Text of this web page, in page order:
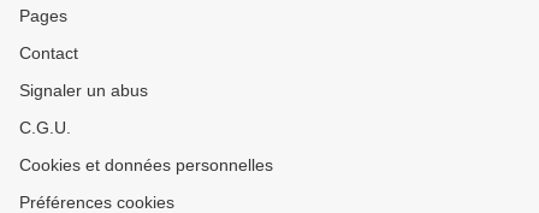
Pages
Contact
Signaler un abus
C.G.U.
Cookies et données personnelles
Préférences cookies